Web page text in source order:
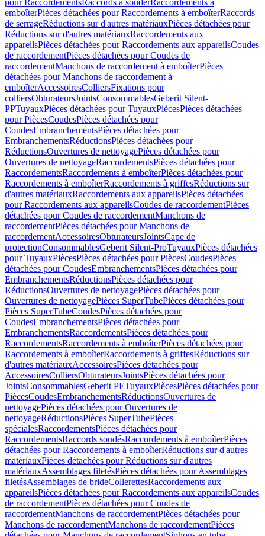
pour RaccordementsRaccords à souderRaccordements à
emboîterPièces détachées pour Raccordements à emboîterRaccords
de serrageRéductions sur d'autres matériauxPièces détachées pour
Réductions sur d'autres matériauxRaccordements aux
appareilsPièces détachées pour Raccordements aux appareilsCoudes
de raccordementPièces détachées pour Coudes de
raccordementManchons de raccordement à emboîterPièces
détachées pour Manchons de raccordement à
emboîterAccessoiresColliersFixations pour
colliersObturateursJointsConsommablesGeberit Silent-
PPTuyauxPièces détachées pour TuyauxPiècesPièces détachées
pour PiècesCoudesPièces détachées pour
CoudesEmbranchementsPièces détachées pour
EmbranchementsRéductionsPièces détachées pour
RéductionsOuvertures de nettoyagePièces détachées pour
Ouvertures de nettoyageRaccordementsPièces détachées pour
RaccordementsRaccordements à emboîterPièces détachées pour
Raccordements à emboîterRaccordements à griffesRéductions sur
d'autres matériauxRaccordements aux appareilsPièces détachées
pour Raccordements aux appareilsCoudes de raccordementPièces
détachées pour Coudes de raccordementManchons de
raccordementPièces détachées pour Manchons de
raccordementAccessoiresObturateursJointsCape de
protectionConsommablesGeberit Silent-ProTuyauxPièces détachées
pour TuyauxPiècesPièces détachées pour PiècesCoudesPièces
détachées pour CoudesEmbranchementsPièces détachées pour
EmbranchementsRéductionsPièces détachées pour
RéductionsOuvertures de nettoyagePièces détachées pour
Ouvertures de nettoyagePièces SuperTubePièces détachées pour
Pièces SuperTubeCoudesPièces détachées pour
CoudesEmbranchementsPièces détachées pour
EmbranchementsRaccordementsPièces détachées pour
RaccordementsRaccordements à emboîterPièces détachées pour
Raccordements à emboîterRaccordements à griffesRéductions sur
d'autres matériauxAccessoiresPièces détachées pour
AccessoiresColliersObturateursJointsPièces détachées pour
JointsConsommablesGeberit PETuyauxPiècesPièces détachées pour
PiècesCoudesEmbranchementsRéductionsOuvertures de
nettoyagePièces détachées pour Ouvertures de
nettoyageRéductionsPièces SuperTubePièces
spécialesRaccordementsPièces détachées pour
RaccordementsRaccords soudésRaccordements à emboîterPièces
détachées pour Raccordements à emboîterRéductions sur d'autres
matériauxPièces détachées pour Réductions sur d'autres
matériauxAssemblages filetésPièces détachées pour Assemblages
filetésAssemblages de brideCollerettesRaccordements aux
appareilsPièces détachées pour Raccordements aux appareilsCoudes
de raccordementPièces détachées pour Coudes de
raccordementManchons de raccordementPièces détachées pour
Manchons de raccordementManchons de raccordementPièces